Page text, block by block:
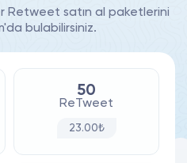
Retweet satın al paketlerini
bulabilirsiniz.
50
ReTweet
23.00₺